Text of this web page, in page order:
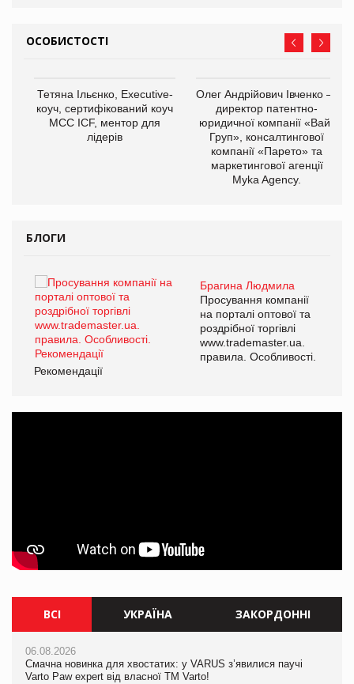
ОСОБИСТОСТІ
Тетяна Ільєнко, Executive-
коуч, сертифікований коуч
МСС ICF, ментор для
лідерів
Олег Андрійович Івченко —
директор патентно-
юридичної компанії «Вайз
Груп», консалтингової
компанії «Парето» та
маркетингової агенції
Myka Agency.
БЛОГИ
Брагина Людмила
Просування компанії
на порталі оптової та
роздрібної торгівлі
www.trademaster.ua.
правила. Особливості.
Рекомендації
ВСІ УКРАЇНА ЗАКОРДОННІ
06.08.2026
Смачна новинка для хвостатих: у VARUS з’явилися паучі
Varto Paw expert від власної ТМ Varto!
06.08.2026
Смачна новинка для хвостатих: у VARUS з’явилися паучі
Varto Paw expert від власної ТМ Varto!
06.08.2026
Ціна на какао-боби вперше за півроку перевищила $5000 за
тонну